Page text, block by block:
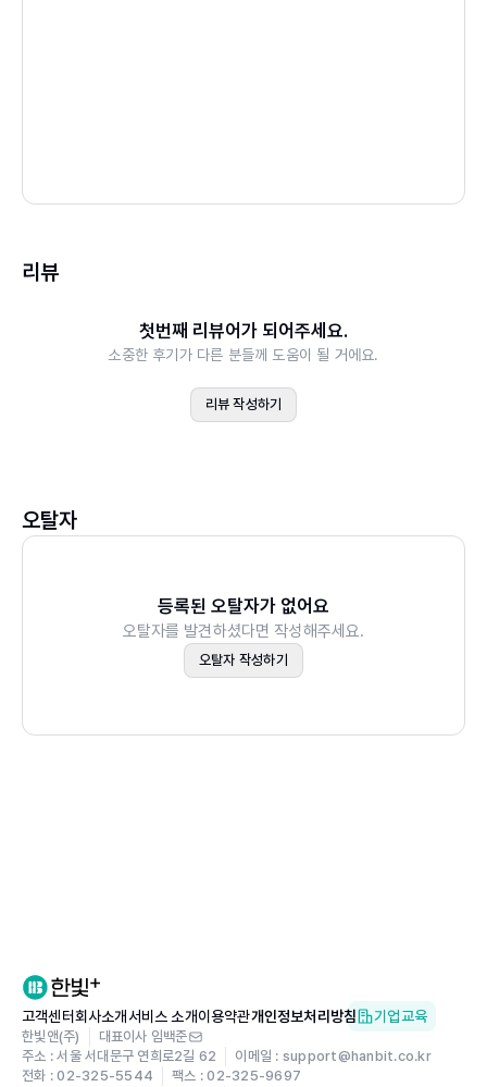
리뷰
첫번째 리뷰어가 되어주세요.
소중한 후기가 다른 분들께 도움이 될 거에요.
리뷰 작성하기
오탈자
등록된 오탈자가 없어요
오탈자를 발견하셨다면 작성해주세요.
오탈자 작성하기
고객센터회사소개서비스 소개이용약관개인정보처리방침 기업교육
한빛앤(주)
대표이사 임백준
주소 : 서울 서대문구 연희로2길 62
이메일 : support@hanbit.co.kr
전화 : 02-325-5544
팩스 : 02-325-9697